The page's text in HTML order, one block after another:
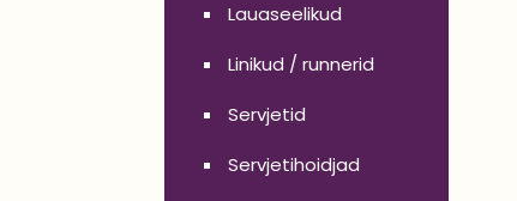
Lauaseelikud
Linikud / runnerid
Servjetid
Servjetihoidjad